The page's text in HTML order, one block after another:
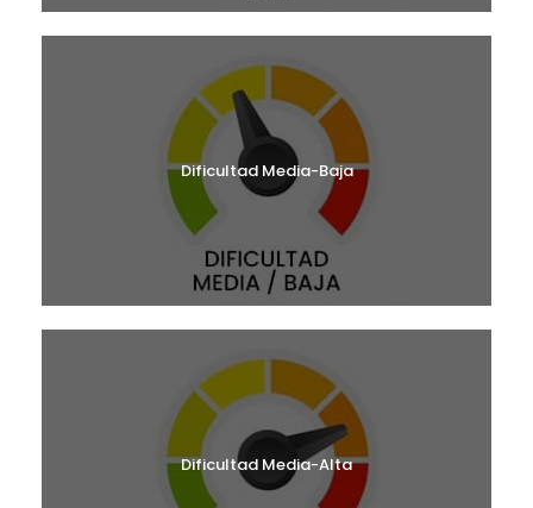
Dificultad Media-Baja
Dificultad Media-Alta